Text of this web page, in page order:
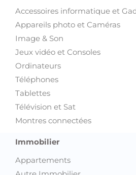
Accessoires informatique et
Appareils photo et Caméras
Image & Son
Jeux vidéo et Consoles
Ordinateurs
Téléphones
Tablettes
Télévision et Sat
Montres connectées
Immobilier
Appartements